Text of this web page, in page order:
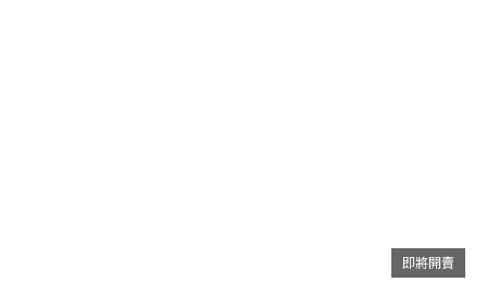
即將開賣